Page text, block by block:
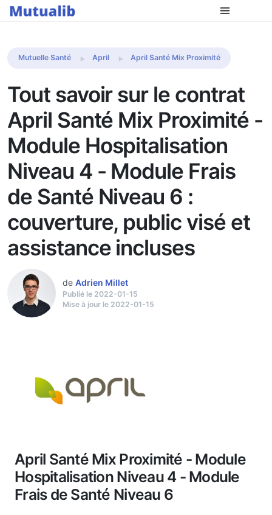
Comparer les mutuelles
Mutuelle Santé April April Santé Mix Proximité
Tout savoir sur le contrat
April Santé Mix Proximité -
Module Hospitalisation
Niveau 4 - Module Frais
de Santé Niveau 6 :
couverture, public visé et
assistance incluses
de Adrien Millet
Publié le 2022-01-15
Mise à jour le 2022-01-15
April Santé Mix Proximité - Module
Hospitalisation Niveau 4 - Module
Frais de Santé Niveau 6